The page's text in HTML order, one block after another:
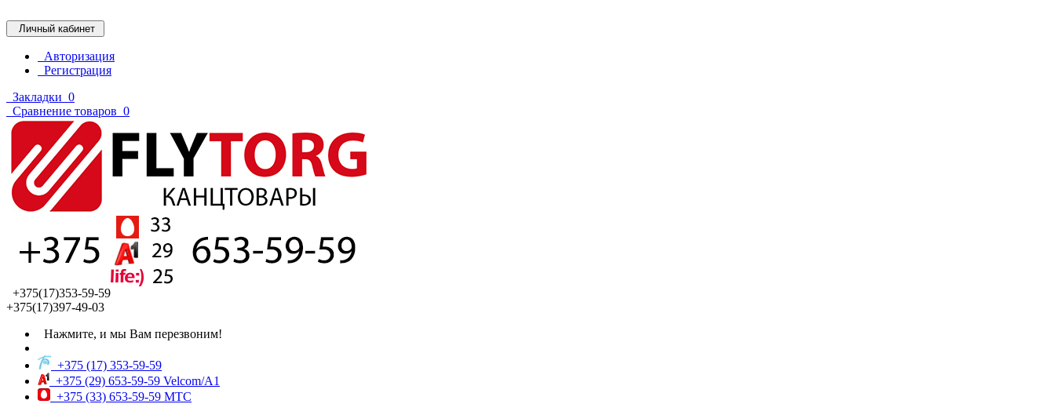
Личный кабинет
Авторизация
Регистрация
Закладки 0
Сравнение товаров 0
+375(17)353-59-59
+375(17)397-49-03
Нажмите, и мы Вам перезвоним!
+375 (17) 353-59-59
+375 (29) 653-59-59 Velcom/A1
+375 (33) 653-59-59 МТС